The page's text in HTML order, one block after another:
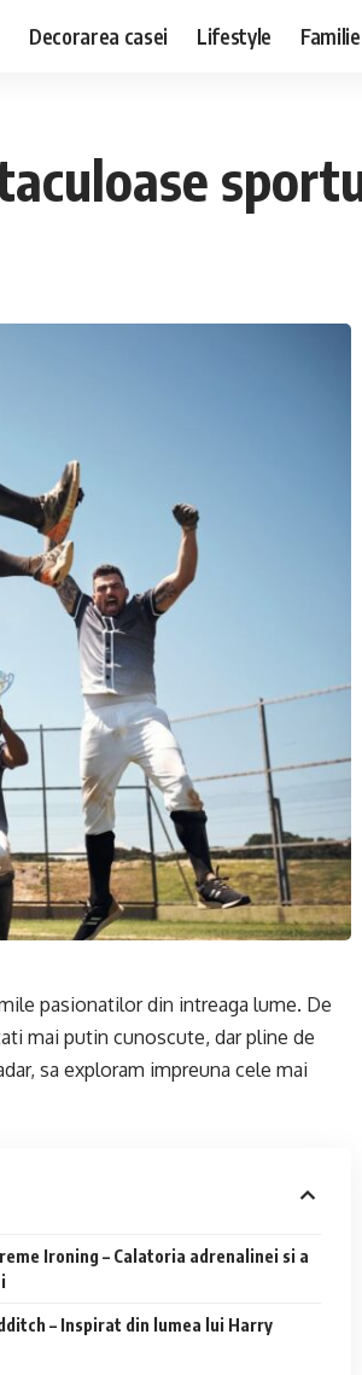
Decorarea casei Lifestyle Familie
pasionatilor din intreaga lume. De
mai putin cunoscute, dar pline de
sa exploram impreuna cele mai
Ironing – Calatoria adrenalinei si a
– Inspirat din lumea lui Harry